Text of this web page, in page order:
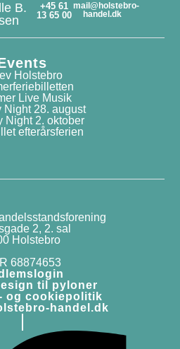
2, 2. sal
Holstebro
68874653
til pyloner
og cookiepolitik
handel.dk
B.
+45 61
13 65 00
mail@holstebro-
handel.dk
Holstebro
Live Musik
Night 28. august
Night 2. oktober
efterårsferien